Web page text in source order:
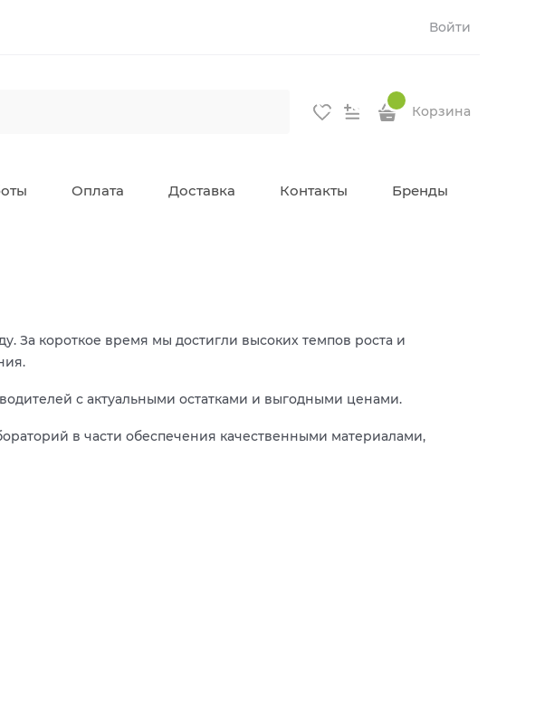
Войти
Корзина
Оплата Доставка Контакты Бренды
За короткое время мы достигли высоких темпов роста и
с актуальными остатками и выгодными ценами.
в части обеспечения качественными материалами,